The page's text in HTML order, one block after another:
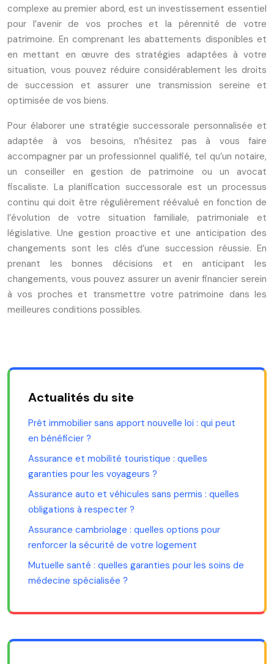
complexe au premier abord, est un investissement essentiel
pour l’avenir de vos proches et la pérennité de votre
patrimoine. En comprenant les abattements disponibles et
en mettant en œuvre des stratégies adaptées à votre
situation, vous pouvez réduire considérablement les droits
de succession et assurer une transmission sereine et
optimisée de vos biens.
Pour élaborer une stratégie successorale personnalisée et
adaptée à vos besoins, n’hésitez pas à vous faire
accompagner par un professionnel qualifié, tel qu’un notaire,
un conseiller en gestion de patrimoine ou un avocat
fiscaliste. La planification successorale est un processus
continu qui doit être régulièrement réévalué en fonction de
l’évolution de votre situation familiale, patrimoniale et
législative. Une gestion proactive et une anticipation des
changements sont les clés d’une succession réussie. En
prenant les bonnes décisions et en anticipant les
changements, vous pouvez assurer un avenir financier serein
à vos proches et transmettre votre patrimoine dans les
meilleures conditions possibles.
Actualités du site
Prêt immobilier sans apport nouvelle loi : qui peut
en bénéficier ?
Assurance et mobilité touristique : quelles
garanties pour les voyageurs ?
Assurance auto et véhicules sans permis : quelles
obligations à respecter ?
Assurance cambriolage : quelles options pour
renforcer la sécurité de votre logement
Mutuelle santé : quelles garanties pour les soins de
médecine spécialisée ?